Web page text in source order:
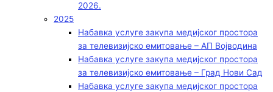
2026.
2025
Набавка услуге закупа медијског простора
за телевизијско емитовање – АП Војводинa
Набавка услуге закупа медијског простора
за телевизијско емитовање – Град Нови Сад
Набавка услуге закупа медијског простора